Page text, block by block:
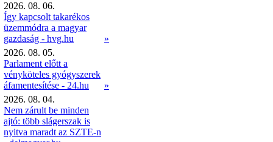
2026. 08. 06.
Így kapcsolt takarékos
üzemmódra a magyar
gazdaság - hvg.hu
»
2026. 08. 05.
Parlament előtt a
vényköteles gyógyszerek
áfamentesítése - 24.hu
»
2026. 08. 04.
Nem zárult be minden
ajtó: több slágerszak is
nyitva maradt az SZTE-n